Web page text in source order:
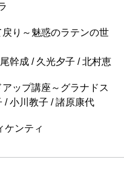
り～魅惑のラテンの世
幹成 / 久光夕子 / 北村恵
ップ講座～グラナドス
/ 小川教子 / 諸原康代
ケンティ